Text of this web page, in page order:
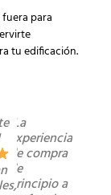
para
tu edificación.
"La
experiencia
de compra
de
principio a